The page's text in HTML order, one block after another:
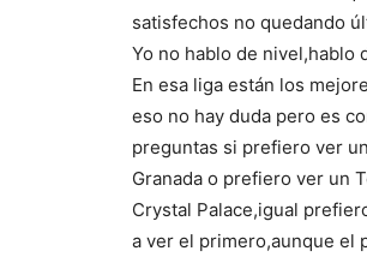
satisfechos no quedando
Yo no hablo de nivel,hablo
En esa liga están los
eso no hay duda pero es
preguntas si prefiero ver
Granada o prefiero ver un
Crystal Palace,igual
a ver el primero,aunque el